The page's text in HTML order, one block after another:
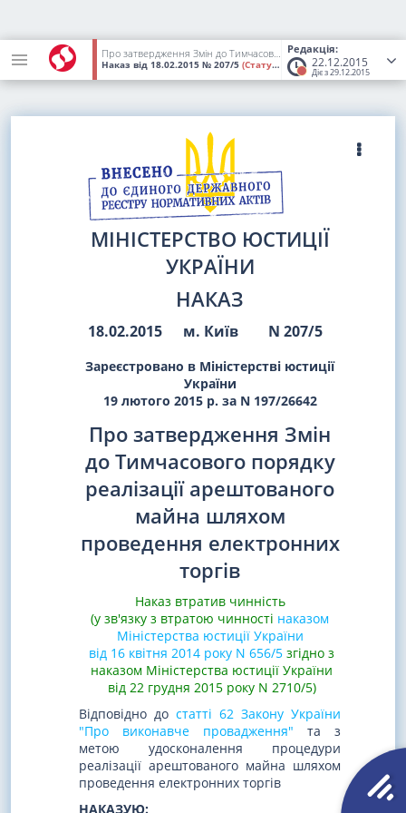
Редакція:
22.12.2015
Діє з 29.12.2015
Про затвердження Змін до Тимчасового порядку реалізації арештованого майна шляхом проведення електронних торгів
Наказ від 18.02.2015 № 207/5 (Статус: Втратив чинність)
МІНІСТЕРСТВО ЮСТИЦІЇ
УКРАЇНИ
НАКАЗ
18.02.2015 м. Київ N 207/5
Зареєстровано в Міністерстві юстиції
України
19 лютого 2015 р. за N 197/26642
Про затвердження Змін
до Тимчасового порядку
реалізації арештованого
майна шляхом
проведення електронних
торгів
Наказ втратив чинність
(у зв'язку з втратою чинності наказом
Міністерства юстиції України
від 16 квітня 2014 року N 656/5 згідно з
наказом Міністерства юстиції України
від 22 грудня 2015 року N 2710/5)
Відповідно до статті 62 Закону України
"Про виконавче провадження" та з
метою удосконалення процедури
реалізації арештованого майна шляхом
проведення електронних торгів
НАКАЗУЮ: